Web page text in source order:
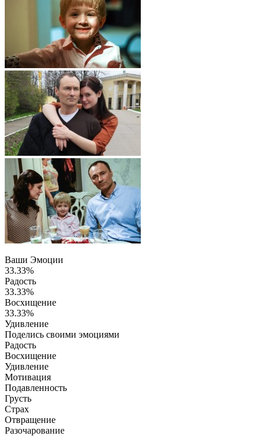
Ваши Эмоции
33.33%
Радость
33.33%
Восхищение
33.33%
Удивление
Поделись своими эмоциями
Радость
Восхищение
Удивление
Мотивация
Подавленность
Грусть
Страх
Отвращение
Разочарование